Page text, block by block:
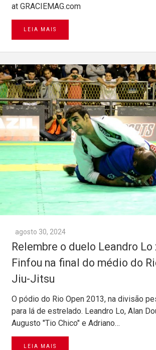
at GRACIEMAG.com
LEIA MAIS
agosto 30, 2024
Relembre o duelo Leandro Lo
Finfou na final do médio do
Jiu-Jitsu
O pódio do Rio Open 2013, na divisão
para lá de estrelado. Leandro Lo, Alan
Augusto "Tio Chico" e Adriano…
LEIA MAIS